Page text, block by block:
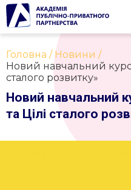
Головна
Новини
Новий навчальний курс
сталого розвитку»
Новий навчальний
та Цілі сталого